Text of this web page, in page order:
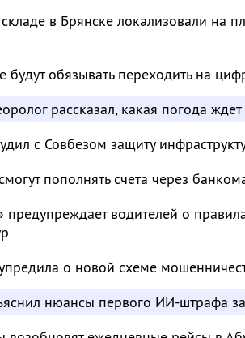
в Брянске локализовали на
будут обязывать переходить на
рассказал, какая погода
с Совбезом защиту
пополнять счета через
предупреждает водителей о
о новой схеме
нюансы первого ИИ-штрафа